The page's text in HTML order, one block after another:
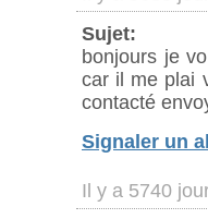
Sujet:
bonjours je
car il me plai
contacté
Signaler un
Il y a 5740